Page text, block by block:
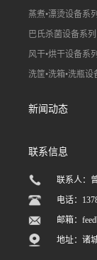
蒸煮•漂烫设备系列
巴氏杀菌设备系列
风干•烘干设备系列
洗筐•洗箱•洗瓶设
新闻动态
联系信息
联系人：
电话：
邮箱：
地址：诸